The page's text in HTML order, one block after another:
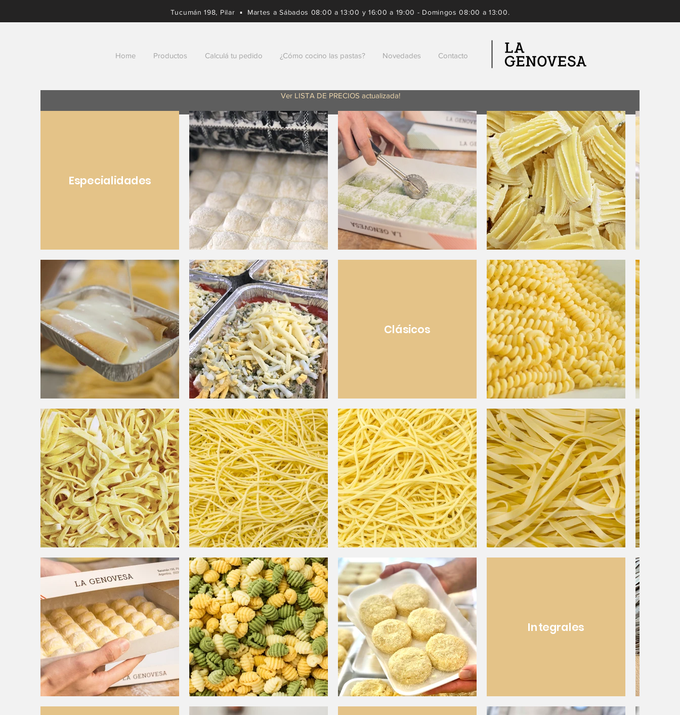
Tucumán 198, Pilar ▪ Martes a Sábados 08:00 a 13:00 y 16:00 a 19:00 - Domingos 08:00 a 13:00.
Home Productos Calculá tu pedido ¿Cómo cocino las pastas? Novedades Contacto
Ver LISTA DE PRECIOS actualizada!
Especialidades
Clásicos
Integrales